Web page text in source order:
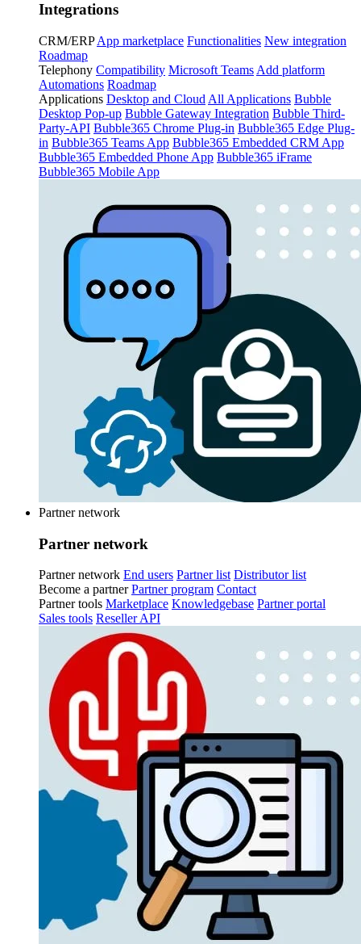
Integrations
CRM/ERP App marketplace Functionalities New integration
Roadmap
Telephony Compatibility Microsoft Teams Add platform
Automations Roadmap
Applications Desktop and Cloud All Applications Bubble
Desktop Pop-up Bubble Gateway Integration Bubble Third-
Party-API Bubble365 Chrome Plug-in Bubble365 Edge Plug-
in Bubble365 Teams App Bubble365 Embedded CRM App
Bubble365 Embedded Phone App Bubble365 iFrame
Bubble365 Mobile App
Partner network
Partner network
Partner network End users Partner list Distributor list
Become a partner Partner program Contact
Partner tools Marketplace Knowledgebase Partner portal
Sales tools Reseller API